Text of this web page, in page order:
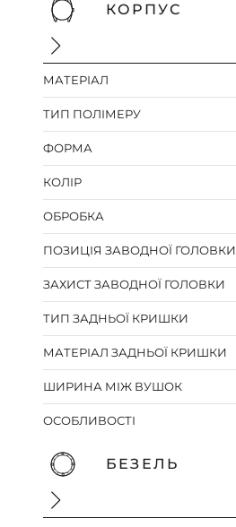
КОРПУС
МАТЕРІАЛ
ТИП ПОЛІМЕРУ
ФОРМА
КОЛІР
ОБРОБКА
ПОЗИЦІЯ ЗАВОДНОЇ ГОЛОВКИ
ЗАХИСТ ЗАВОДНОЇ ГОЛОВКИ
ТИП ЗАДНЬОЇ КРИШКИ
МАТЕРІАЛ ЗАДНЬОЇ КРИШКИ
ШИРИНА МІЖ ВУШОК
ОСОБЛИВОСТІ
БЕЗЕЛЬ